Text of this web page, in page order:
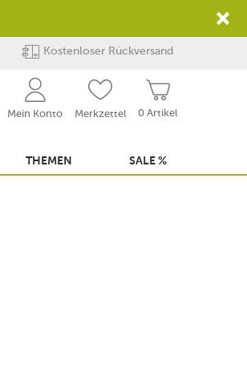
Kostenloser Rückversand
0 Artikel
Mein Konto Merkzettel
THEMEN SALE %